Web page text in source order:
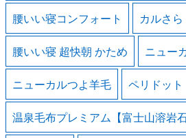
腰いい寝コンフォート カルさら
腰いい寝 超快朝 かため ニュー
ニューカルつよ羊毛 ペリドット
温泉毛布プレミアム【富士山溶岩